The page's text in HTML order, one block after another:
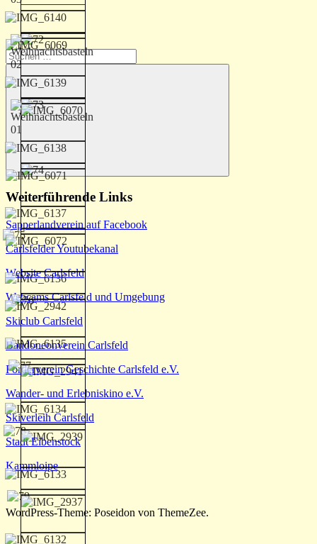
Suchen
nach:
Suchen
Weiterführende Links
Sapperlandverein auf Facebook
Carlsfelder Youtubekanal
Website Carlsfeld
Webcams Carlsfeld und Umgebung
Skiclub Carlsfeld
Bandoneonverein Carlsfeld
Förderverein Geschichte Carlsfeld e.V.
Wander- und Erlebniskino e.V.
Skiverleih Carlsfeld
Stadt Eibenstock
Kammloipe
WordPress-Theme: Poseidon von ThemeZee.